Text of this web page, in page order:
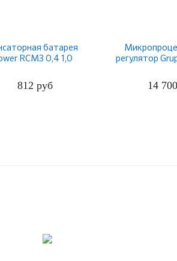
батарея
RCM3 0,4 1,0
812 руб
регулятор
14 700